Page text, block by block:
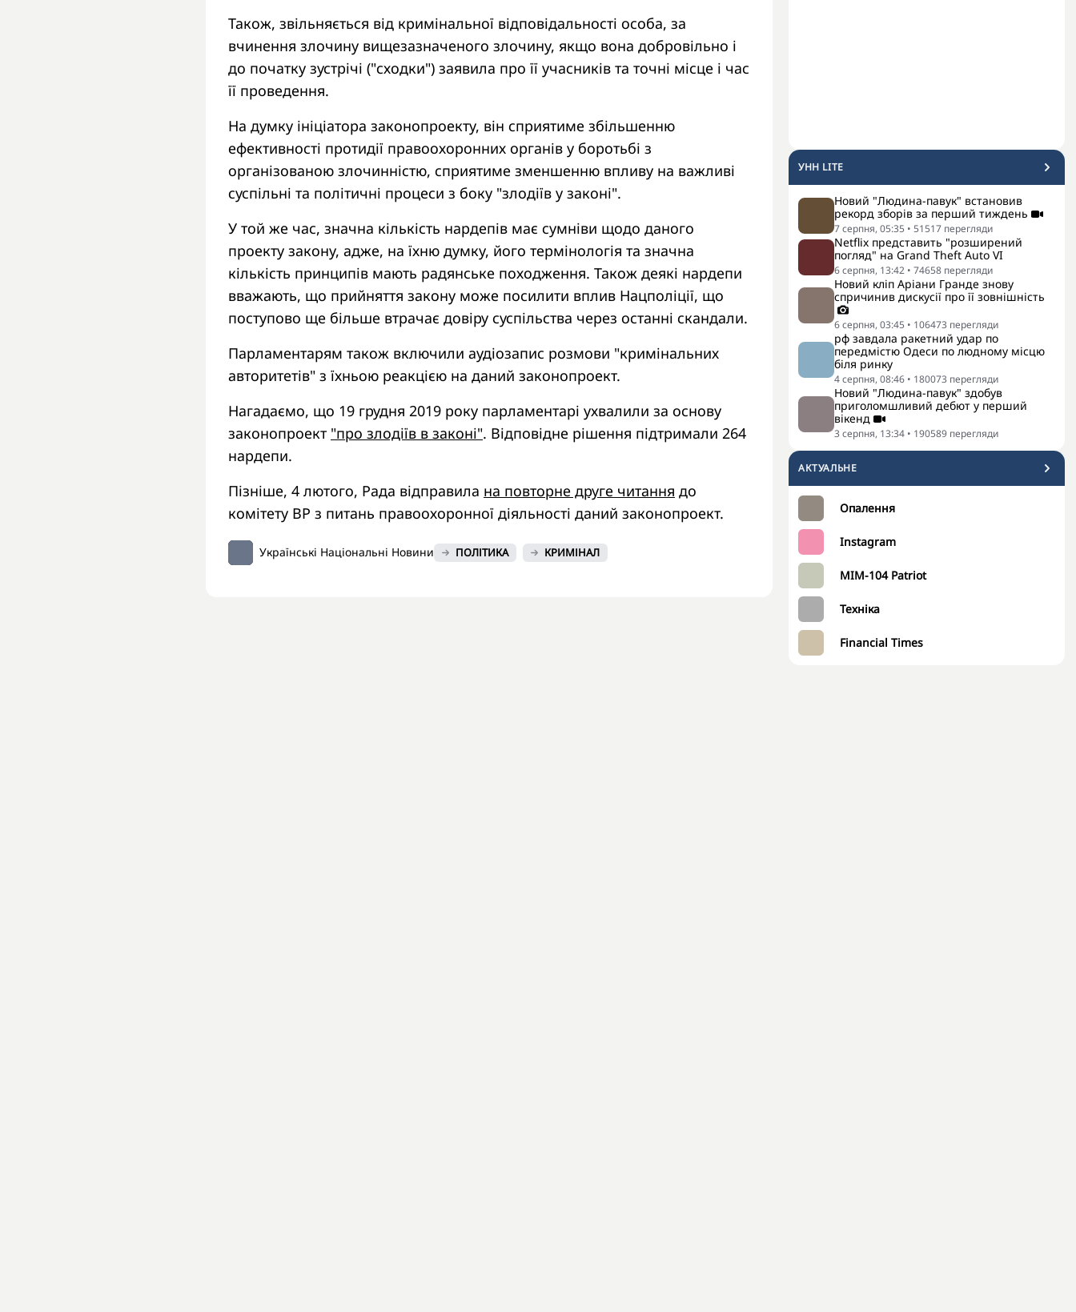
УНН LITE
Новий "Людина-павук" встановив
рекорд зборів за перший тиждень
7 серпня, 05:35 • 51517 перегляди
Netflix представить "розширений
погляд" на Grand Theft Auto VI
6 серпня, 13:42 • 74658 перегляди
Новий кліп Аріани Гранде знову
спричинив дискусії про її зовнішність
6 серпня, 03:45 • 106473 перегляди
рф завдала ракетний удар по
передмістю Одеси по людному місцю
біля ринку
4 серпня, 08:46 • 180073 перегляди
Новий "Людина-павук" здобув
приголомшливий дебют у перший
вікенд
3 серпня, 13:34 • 190589 перегляди
АКТУАЛЬНЕ
Опалення
Instagram
MIM-104 Patriot
Техніка
Financial Times
Також, звільняється від кримінальної відповідальності особа, за
вчинення злочину вищезазначеного злочину, якщо вона добровільно і
до початку зустрічі ("сходки") заявила про її учасників та точні місце і час
її проведення.
На думку ініціатора законопроекту, він сприятиме збільшенню
ефективності протидії правоохоронних органів у боротьбі з
організованою злочинністю, сприятиме зменшенню впливу на важливі
суспільні та політичні процеси з боку "злодіїв у законі".
У той же час, значна кількість нардепів має сумніви щодо даного
проекту закону, адже, на їхню думку, його термінологія та значна
кількість принципів мають радянське походження. Також деякі нардепи
вважають, що прийняття закону може посилити вплив Нацполіції, що
поступово ще більше втрачає довіру суспільства через останні скандали.
Парламентарям також включили аудіозапис розмови "кримінальних
авторитетів" з їхньою реакцією на даний законопроект.
Нагадаємо, що 19 грудня 2019 року парламентарі ухвалили за основу
законопроект "про злодіїв в законі". Відповідне рішення підтримали 264
нардепи.
Пізніше, 4 лютого, Рада відправила на повторне друге читання до
комітету ВР з питань правоохоронної діяльності даний законопроект.
Українські Національні Новини ПОЛІТИКА КРИМІНАЛ